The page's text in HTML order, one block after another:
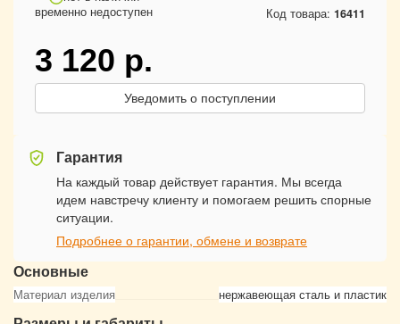
Основные
Материал изделия нержавеющая сталь и пластик
временно недоступен
Код товара: 16411
3 120 р.
Уведомить о поступлении
Гарантия
На каждый товар действует гарантия. Мы всегда
идем навстречу клиенту и помогаем решить спорные
ситуации.
Подробнее о гарантии, обмене и возврате